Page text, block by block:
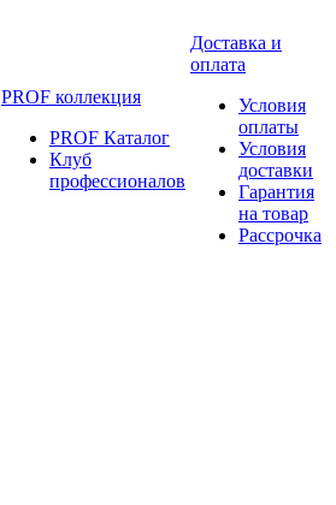
PROF коллекция
PROF Каталог
Клуб
профессионалов
Доставка и
оплата
Условия
оплаты
Условия
доставки
Гарантия
на товар
Рассрочка